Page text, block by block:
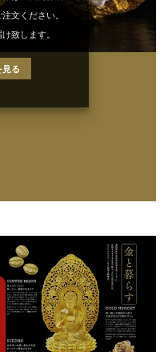
文ください。
致します。
る